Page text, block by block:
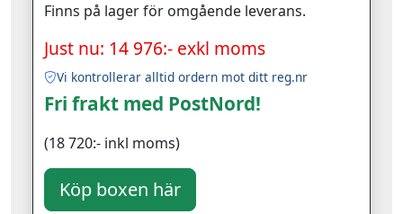
Finns på lager för omgående leverans.
Just nu: 14 976:- exkl moms
Vi kontrollerar alltid ordern mot ditt reg.nr
Fri frakt med PostNord!
(18 720:- inkl moms)